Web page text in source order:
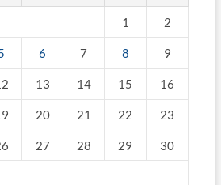
1 2
6 7 8 9
13 14 15 16
20 21 22 23
27 28 29 30